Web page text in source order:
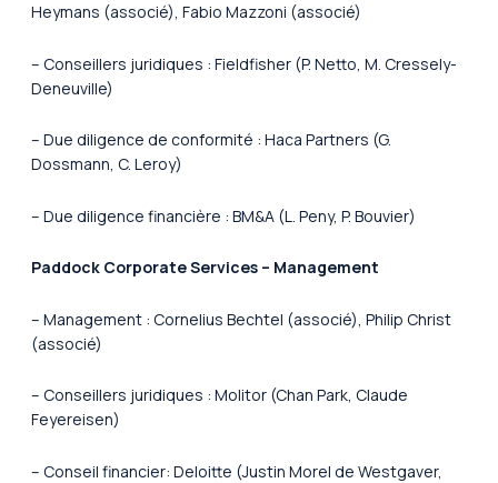
Heymans (associé), Fabio Mazzoni (associé)
– Conseillers juridiques : Fieldfisher (P. Netto, M. Cressely-
Deneuville)
– Due diligence de conformité : Haca Partners (G.
Dossmann, C. Leroy)
– Due diligence financière : BM&A (L. Peny, P. Bouvier)
Paddock Corporate Services – Management
– Management : Cornelius Bechtel (associé), Philip Christ
(associé)
– Conseillers juridiques : Molitor (Chan Park, Claude
Feyereisen)
– Conseil financier: Deloitte (Justin Morel de Westgaver,